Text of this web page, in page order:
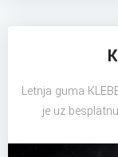
Letnja guma
je uz